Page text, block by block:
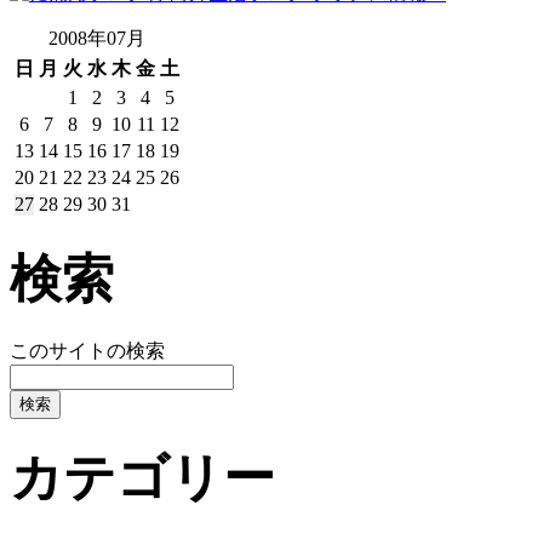
2008年07月
日
月 火 水 木 金 土
1
2 3 4
5
6
7 8 9 10 11 12
13 14 15 16 17 18 19
20 21 22 23 24 25 26
27 28 29 30 31
検索
このサイトの検索
カテゴリー